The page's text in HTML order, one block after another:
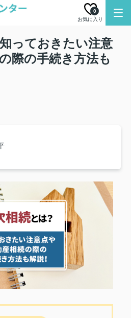
お気に入り
0
っておきたい注意
際の手続き方法も